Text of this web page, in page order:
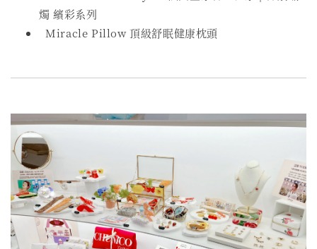
燭 繽彩系列
Miracle Pillow 頂級舒眠健康枕頭